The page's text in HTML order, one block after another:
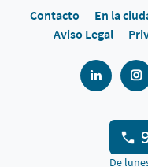
Contacto En la
Aviso Legal
De